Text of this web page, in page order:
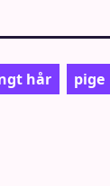
hår pige